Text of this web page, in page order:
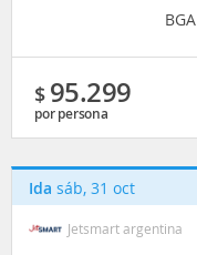
BGA
$ 95.299
por persona
Ida sáb, 31 oct
Jetsmart argentina